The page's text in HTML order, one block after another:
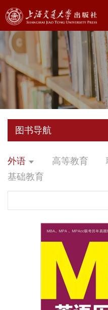
图书导航
外语 高等教育
基础教育